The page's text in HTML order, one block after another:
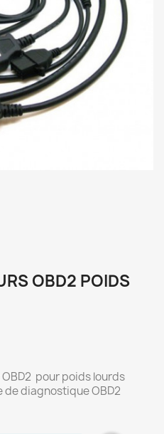
OBD2 POIDS
pour poids lourds
diagnostique OBD2